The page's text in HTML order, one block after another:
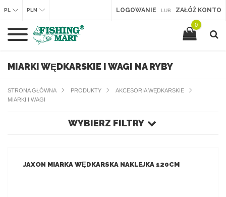
LOGOWANIE LUB ZAŁÓŻ KONTO
PL PLN
0
MIARKI WĘDKARSKIE I WAGI NA RYBY
STRONA GŁÓWNA PRODUKTY
AKCESORIA WĘDKARSKIE
MIARKI I WAGI
WYBIERZ FILTRY
JAXON MIARKA WĘDKARSKA NAKLEJKA 120CM